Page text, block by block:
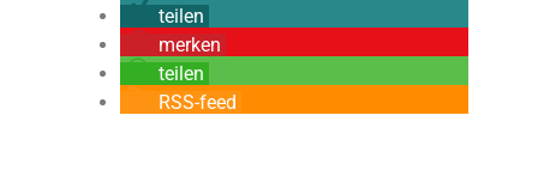
teilen
merken
teilen
RSS-feed